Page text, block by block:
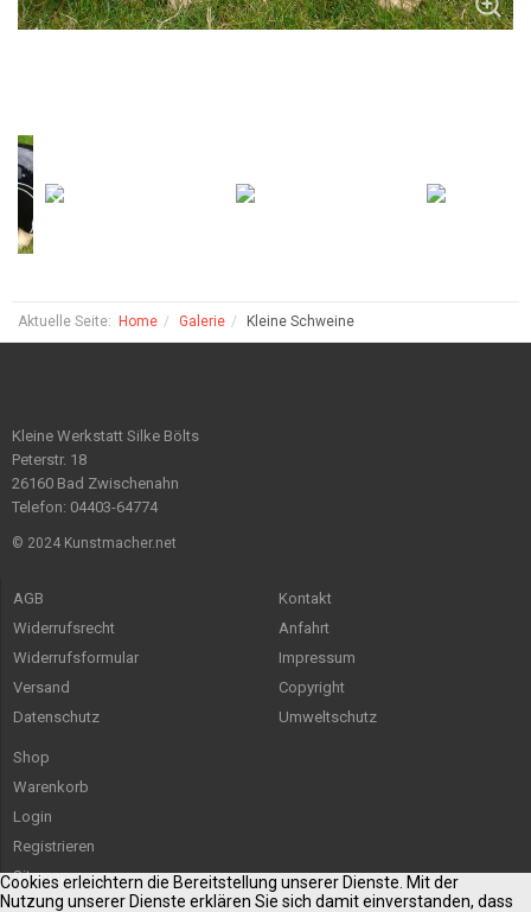
Aktuelle Seite: Home Galerie Kleine Schweine
Kleine Werkstatt Silke Bölts
Peterstr. 18
26160 Bad Zwischenahn
Telefon: 04403-64774
© 2024 Kunstmacher.net
AGB
Widerrufsrecht
Widerrufsformular
Versand
Datenschutz
Kontakt
Anfahrt
Impressum
Copyright
Umweltschutz
Shop
Warenkorb
Login
Registrieren
Sitemap
Cookies erleichtern die Bereitstellung unserer Dienste. Mit der
Nutzung unserer Dienste erklären Sie sich damit einverstanden, dass